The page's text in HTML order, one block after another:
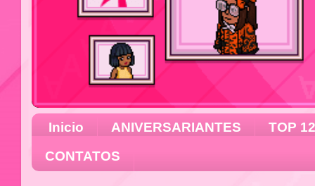
Inicio ANIVERSARIANTES
TOP 12
CONTATOS